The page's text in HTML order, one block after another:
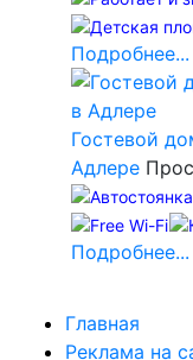
Подробнее...
Гостевой
Адлере
Подробнее...
Главная
Реклама на